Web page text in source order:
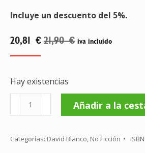
Incluye un descuento del 5%.
20,81 € 21,90€ iva incluido
Hay existencias
Historias
de
detective
Añadir a la
Categorías: David Blanco, No Ficción ISBN: